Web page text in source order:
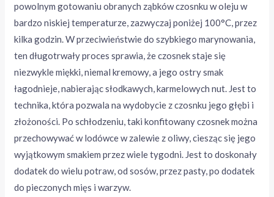
powolnym gotowaniu obranych ząbków czosnku w oleju w
bardzo niskiej temperaturze, zazwyczaj poniżej 100°C, przez
kilka godzin. W przeciwieństwie do szybkiego marynowania,
ten długotrwały proces sprawia, że czosnek staje się
niezwykle miękki, niemal kremowy, a jego ostry smak
łagodnieje, nabierając słodkawych, karmelowych nut. Jest to
technika, która pozwala na wydobycie z czosnku jego głębi i
złożoności. Po schłodzeniu, taki konfitowany czosnek można
przechowywać w lodówce w zalewie z oliwy, ciesząc się jego
wyjątkowym smakiem przez wiele tygodni. Jest to doskonały
dodatek do wielu potraw, od sosów, przez pasty, po dodatek
do pieczonych mięs i warzyw.